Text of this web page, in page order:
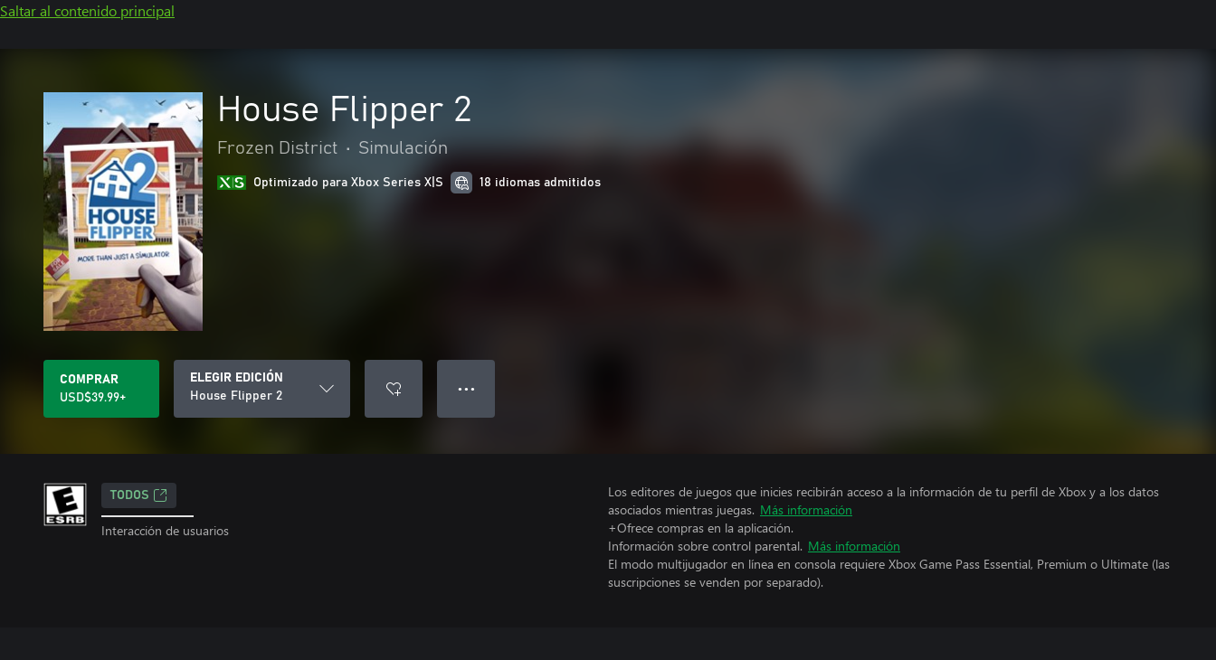
Saltar al contenido principal
House Flipper 2
Frozen District • Simulación
Optimizado para Xbox Series X|S 18 idiomas admitidos
COMPRAR
USD$39.99+
ELEGIR EDICIÓN
House Flipper 2
● ● ●
TODOS
Interacción de usuarios
Los editores de juegos que inicies recibirán acceso a la información de tu perfil de Xbox y a los datos
asociados mientras juegas. Más información
+Ofrece compras en la aplicación.
Información sobre control parental. Más información
El modo multijugador en línea en consola requiere Xbox Game Pass Essential, Premium o Ultimate (las
suscripciones se venden por separado).